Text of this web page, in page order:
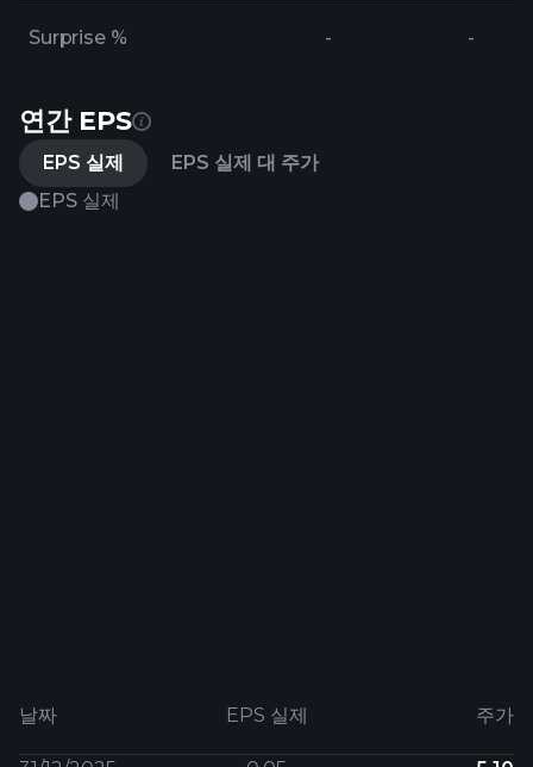
Surprise % - -
연간 EPS
EPS 실제
EPS 실제 대 주가
EPS 실제
날짜 EPS 실제 주가